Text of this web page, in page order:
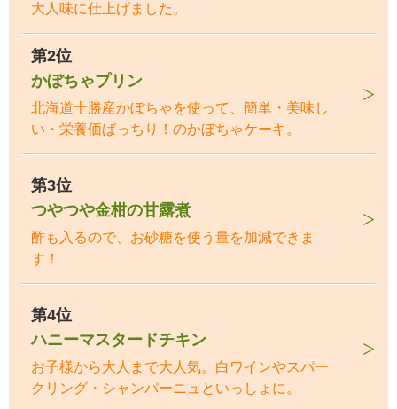
大人味に仕上げました。
第2位
かぼちゃプリン
北海道十勝産かぼちゃを使って、簡単・美味し
い・栄養価ばっちり！のかぼちゃケーキ。
第3位
つやつや金柑の甘露煮
酢も入るので、お砂糖を使う量を加減できま
す！
第4位
ハニーマスタードチキン
お子様から大人まで大人気。白ワインやスパー
クリング・シャンパーニュといっしょに。